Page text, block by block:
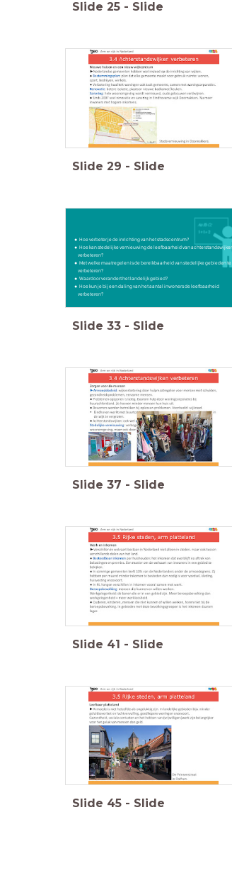
Slide 25 - Slide
Slide 29 - Slide
Hoe verbeter je de inrichting van het stadscentrum?
Hoe kan stedelijke vernieuwing de leefbaarheid van
verbeteren?
Met welke maatregelen is de bereikbaarheid van stedelijke gebieden te
verbeteren?
Waardoor verandert het landelijk gebied?
Hoe kun je bij een daling van het aantal inwoners de leefbaarheid
verbeteren?
Slide 33 - Slide
Slide 37 - Slide
Slide 41 - Slide
Slide 45 - Slide